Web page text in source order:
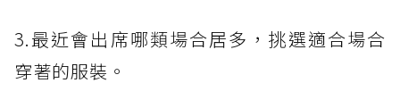
3.最近會出席哪類場合居多，挑選適合場合
穿著的服裝。